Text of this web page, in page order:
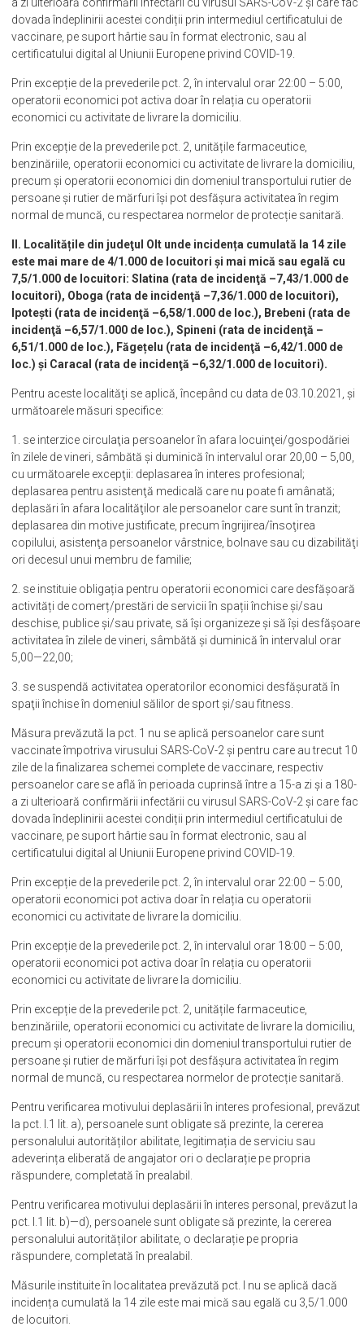
dovada îndeplinirii acestei condiții prin intermediul certificatului de
vaccinare, pe suport hârtie sau în format electronic, sau al
certificatului digital al Uniunii Europene privind COVID-19.
Prin excepție de la prevederile pct. 2, în intervalul orar 22:00 – 5:00,
operatorii economici pot activa doar în relația cu operatorii
economici cu activitate de livrare la domiciliu.
Prin excepție de la prevederile pct. 2, unitățile farmaceutice,
benzinăriile, operatorii economici cu activitate de livrare la domiciliu,
precum și operatorii economici din domeniul transportului rutier de
persoane și rutier de mărfuri își pot desfășura activitatea în regim
normal de muncă, cu respectarea normelor de protecție sanitară.
II. Localitățile din judeţul Olt unde incidența cumulată la 14 zile
este mai mare de 4/1.000 de locuitori şi mai mică sau egală cu
7,5/1.000 de locuitori: Slatina (rata de incidenţă –7,43/1.000 de
locuitori), Oboga (rata de incidenţă –7,36/1.000 de locuitori),
Ipotești (rata de incidenţă –6,58/1.000 de loc.), Brebeni (rata de
incidenţă –6,57/1.000 de loc.), Spineni (rata de incidenţă –
6,51/1.000 de loc.), Făgețelu (rata de incidenţă –6,42/1.000 de
loc.) și Caracal (rata de incidenţă –6,32/1.000 de locuitori).
Pentru aceste localităţi se aplică, începând cu data de 03.10.2021, și
următoarele măsuri specifice:
1. se interzice circulaţia persoanelor în afara locuinţei/gospodăriei
în zilele de vineri, sâmbătă şi duminică în intervalul orar 20,00 – 5,00,
cu următoarele excepţii: deplasarea în interes profesional;
deplasarea pentru asistenţă medicală care nu poate fi amânată;
deplasări în afara localităţilor ale persoanelor care sunt în tranzit;
deplasarea din motive justificate, precum îngrijirea/însoţirea
copilului, asistenţa persoanelor vârstnice, bolnave sau cu dizabilităţi
ori decesul unui membru de familie;
2. se instituie obligația pentru operatorii economici care desfășoară
activități de comerț/prestări de servicii în spații închise și/sau
deschise, publice și/sau private, să își organizeze și să își desfășoare
activitatea în zilele de vineri, sâmbătă și duminică în intervalul orar
5,00—22,00;
3. se suspendă activitatea operatorilor economici desfăşurată în
spaţii închise în domeniul sălilor de sport şi/sau fitness.
Măsura prevăzută la pct. 1 nu se aplică persoanelor care sunt
vaccinate împotriva virusului SARS-CoV-2 și pentru care au trecut 10
zile de la finalizarea schemei complete de vaccinare, respectiv
persoanelor care se află în perioada cuprinsă între a 15-a zi și a 180-
a zi ulterioară confirmării infectării cu virusul SARS-CoV-2 și care fac
dovada îndeplinirii acestei condiții prin intermediul certificatului de
vaccinare, pe suport hârtie sau în format electronic, sau al
certificatului digital al Uniunii Europene privind COVID-19.
Prin excepție de la prevederile pct. 2, în intervalul orar 22:00 – 5:00,
operatorii economici pot activa doar în relația cu operatorii
economici cu activitate de livrare la domiciliu.
Prin excepție de la prevederile pct. 2, în intervalul orar 18:00 – 5:00,
operatorii economici pot activa doar în relația cu operatorii
economici cu activitate de livrare la domiciliu.
Prin excepție de la prevederile pct. 2, unitățile farmaceutice,
benzinăriile, operatorii economici cu activitate de livrare la domiciliu,
precum și operatorii economici din domeniul transportului rutier de
persoane și rutier de mărfuri își pot desfășura activitatea în regim
normal de muncă, cu respectarea normelor de protecție sanitară.
Pentru verificarea motivului deplasării în interes profesional, prevăzut
la pct. I.1 lit. a), persoanele sunt obligate să prezinte, la cererea
personalului autorităților abilitate, legitimația de serviciu sau
adeverința eliberată de angajator ori o declarație pe propria
răspundere, completată în prealabil.
Pentru verificarea motivului deplasării în interes personal, prevăzut la
pct. I.1 lit. b)—d), persoanele sunt obligate să prezinte, la cererea
personalului autorităților abilitate, o declarație pe propria
răspundere, completată în prealabil.
Măsurile instituite în localitatea prevăzută pct. I nu se aplică dacă
incidența cumulată la 14 zile este mai mică sau egală cu 3,5/1.000
de locuitori.